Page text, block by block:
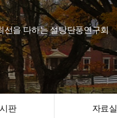
선을 다하는 설탕단풍연구회
판 자료실